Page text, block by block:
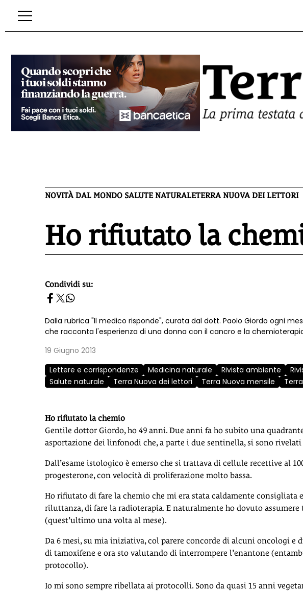
NOVITÀ DAL MONDO SALUTE NATURALETERRA NUOVA DEI LETTORI
Ho rifiutato la
homepage h2
Condividi su:
Dalla rubrica "Il medico risponde", curata dal dott. Paolo Giordo ogni
che racconta l'esperienza di una donna con il cancro e la
19 Giugno 2013
Lettere e corrispondenze
Medicina naturale Rivista ambiente
Salute naturale
Terra Nuova dei lettori Terra Nuova mensile
Ho rifiutato la chemio
Gentile dottor Giordo, ho 49 anni. Due anni fa ho subito una
asportazione dei linfonodi che, a parte i due sentinella, si sono
Dall’esame istologico è emerso che si trattava di cellule recettive al
progesterone, con velocità di proliferazione molto bassa.
Ho rifiutato di fare la chemio che mi era stata caldamente consigliata
riluttanza, di fare la radioterapia. E naturalmente ho dovuto assumere
(quest’ultimo una volta al mese).
Da 6 mesi, su mia iniziativa, col parere concorde di alcuni oncologi e
di tamoxifene e ora sto valutando di interrompere l’enantone
protocollo).
Io mi sono sempre ribellata ai protocolli. Sono da quasi 15 anni